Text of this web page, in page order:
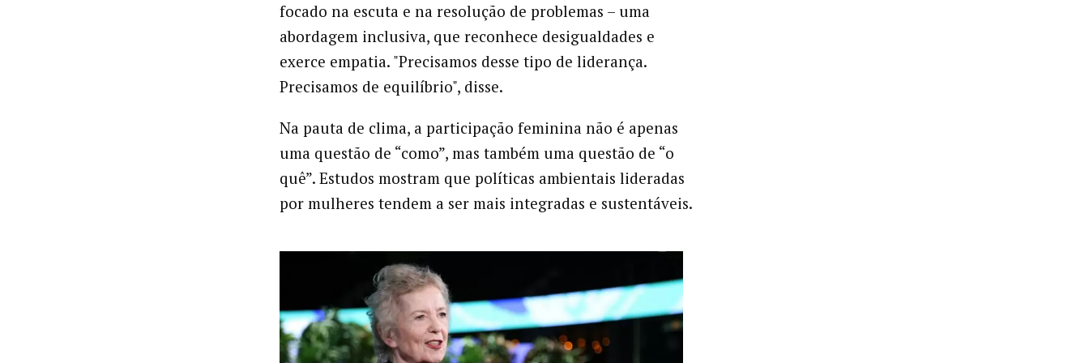
focado na escuta e na resolução de problemas – uma
abordagem inclusiva, que reconhece desigualdades e
exerce empatia. "Precisamos desse tipo de liderança.
Precisamos de equilíbrio", disse.
Na pauta de clima, a participação feminina não é apenas
uma questão de “como”, mas também uma questão de “o
quê”. Estudos mostram que políticas ambientais lideradas
por mulheres tendem a ser mais integradas e sustentáveis.